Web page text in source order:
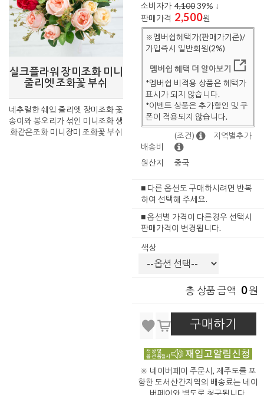
실크플라워 장미조화 미니
줄리엣 조화꽃 부쉬
네추럴한 쉐입 줄리엣 장미조화 꽃
송이와 봉오리가 섞인 미니조화 생
화같은조화 미니장미 조화꽃 부쉬
소비자가 4,10039% ↓
판매가격 2,500원
※멤버쉽혜택가(판매가기준)/
가입즉시 일반회원(2%)
멤버쉽 혜택 더 알아보기
*멤버쉽 비적용 상품은 혜택가
표시가 되지 않습니다.
*이벤트 상품은 추가할인 및 쿠
폰이 적용되지 않습니다.
배송비
(조건) 지역별추가
원산지 중국
■ 다른 옵션도 구매하시려면 반복
하여 선택해 주세요.
■ 옵션별 가격이 다른경우 선택시
판매가격이 변경됩니다.
색상
총 상품 금액 0원
구매하기
※ 네이버페이 주문시, 제주도를 포
함한 도서산간지역의 배송료는 네이